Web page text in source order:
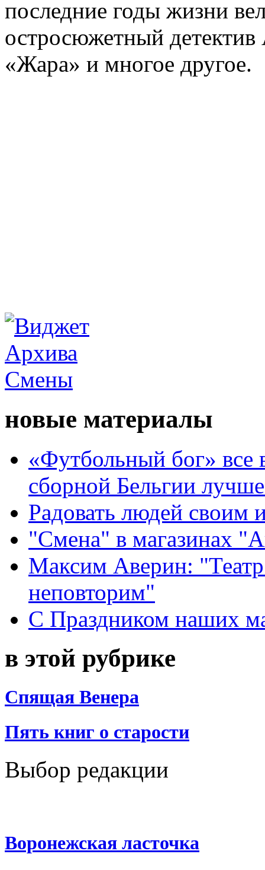
последние годы жизни
остросюжетный детектив
«Жара» и многое другое.
новые материалы
«Футбольный бог» все
сборной Бельгии
Радовать людей своим
"Смена" в магазинах
Максим Аверин:
неповторим"
С Праздником наших
в этой рубрике
Спящая Венера
Пять книг о старости
Выбор редакции
Воронежская ласточка